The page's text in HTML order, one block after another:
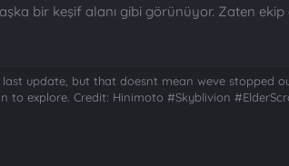
bir keşif alanı gibi görünüyor. Zaten
update, but that doesnt mean weve stopped
to explore. Credit: Hinimoto #Skyblivion